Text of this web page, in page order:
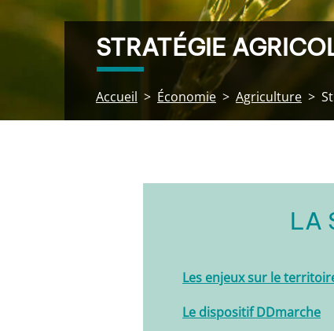
STRATÉGIE
Accueil Économie Agriculture
LA
Les enjeux sur le
Le dispositif DDmarche